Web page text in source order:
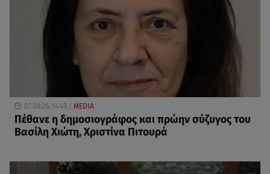
07.08.26, 14:49 MEDIA
Πέθανε η δημοσιογράφος και πρώην σύζυγος του
Βασίλη Χιώτη, Χριστίνα Πιτουρά